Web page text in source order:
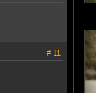
# 11